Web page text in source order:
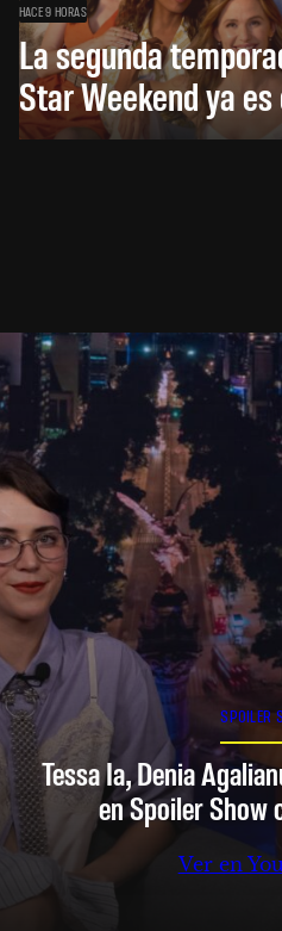
HACE 9 HORAS
La segunda
Star Weekend ya
SPOILER
Tessa Ia, Denia
en Spoiler Show
Ver en